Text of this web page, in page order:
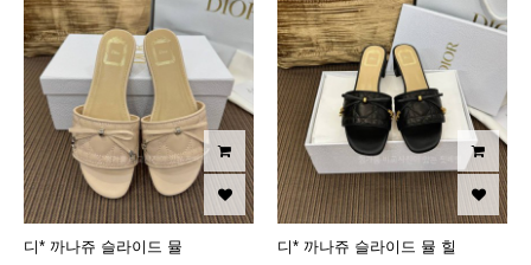
디* 까나쥬 슬라이드 뮬 디* 까나쥬 슬라이드 뮬 힐